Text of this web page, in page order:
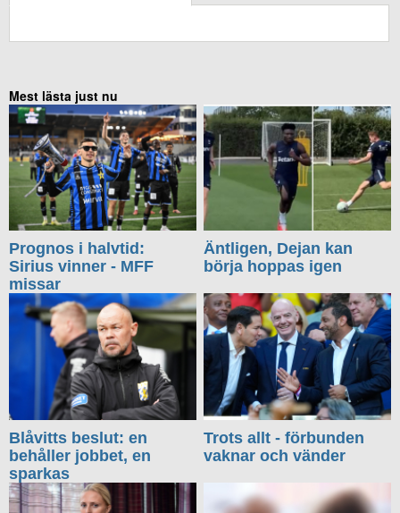
Mest lästa just nu
Prognos i halvtid:
Sirius vinner - MFF
missar
Äntligen, Dejan kan
börja hoppas igen
Blåvitts beslut: en
behåller jobbet, en
sparkas
Trots allt - förbunden
vaknar och vänder